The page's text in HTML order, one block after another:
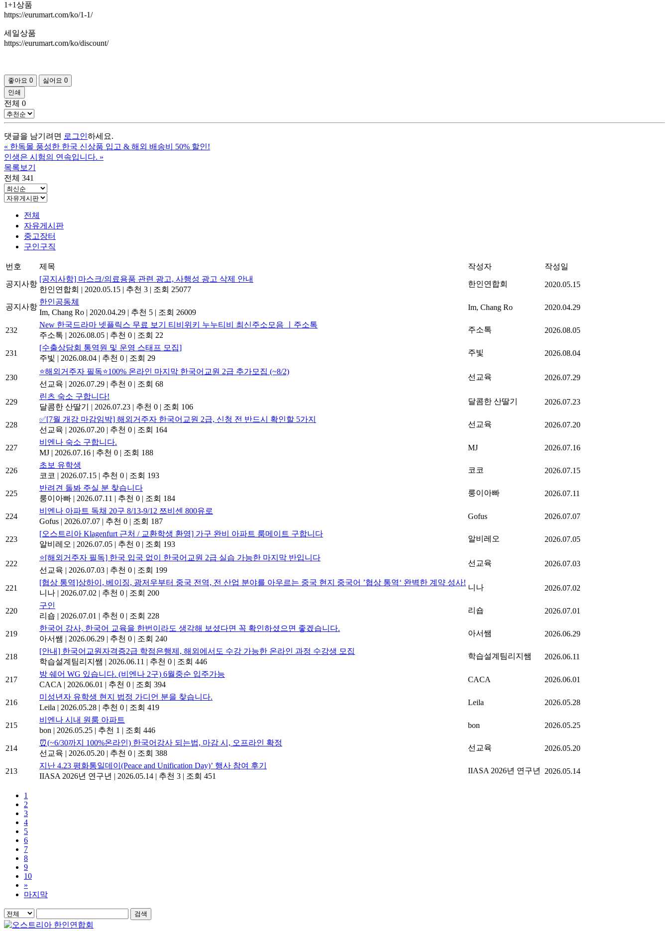
1+1상품
https://eurumart.com/ko/1-1/
세일상품
https://eurumart.com/ko/discount/
좋아요 0 싫어요 0
인쇄
전체 0
댓글을 남기려면 로그인하세요.
« 한독몰 풍성한 한국 신상품 입고 & 해외 배송비 50% 할인!
인생은 시험의 연속입니다. »
목록보기
전체 341
전체
자유게시판
중고장터
구인구직
번호 제목 작성자 작성일
공지사항
[공지사항] 마스크/의료용품 관련 광고, 사행성 광고 삭제 안내
한인연합회
2020.05.15 추천 3 조회 25077
한인연합회 2020.05.15
공지사항
한인공동체
Im, Chang Ro
2020.04.29 추천 5 조회 26009
Im, Chang Ro 2020.04.29
232
New 한국드라마 넷플릭스 무료 보기 티비위키 누누티비 최신주소모음 ㅣ주소톡
주소톡
2026.08.05 추천 0 조회 22
주소톡 2026.08.05
231
[수출상담회 통역원 및 운영 스태프 모집]
주빛
2026.08.04 추천 0 조회 29
주빛 2026.08.04
230
⭐해외거주자 필독⭐100% 온라인 마지막 한국어교원 2급 추가모집 (~8/2)
선교육
2026.07.29 추천 0 조회 68
선교육 2026.07.29
229
린츠 숙소 구합니다!
달콤한 산딸기
2026.07.23 추천 0 조회 106
달콤한 산딸기 2026.07.23
228
✅[7월 개강 마감임박] 해외거주자 한국어교원 2급, 신청 전 반드시 확인할 5가지
선교육
2026.07.20 추천 0 조회 164
선교육 2026.07.20
227
비엔나 숙소 구합니다.
MJ
2026.07.16 추천 0 조회 188
MJ 2026.07.16
226
초보 유학생
코코
2026.07.15 추천 0 조회 193
코코 2026.07.15
225
반려견 돌봐 주실 분 찾습니다
룽이아빠
2026.07.11 추천 0 조회 184
룽이아빠 2026.07.11
224
비엔나 아파트 독채 20구 8/13-9/12 쯔비센 800유로
Gofus
2026.07.07 추천 0 조회 187
Gofus 2026.07.07
223
[오스트리아 Klagenfurt 근처 / 교환학생 환영] 가구 완비 아파트 룸메이트 구합니다
알비레오
2026.07.05 추천 0 조회 193
알비레오 2026.07.05
222
⭐[해외거주자 필독] 한국 입국 없이 한국어교원 2급 실습 가능한 마지막 반입니다
선교육
2026.07.03 추천 0 조회 199
선교육 2026.07.03
221
[협상 통역]상하이, 베이징, 광저우부터 중국 전역, 전 산업 분야를 아우르는 중국 현지 중국어 ’협상 통역‘ 완벽한 계약 성사!
니나
2026.07.02 추천 0 조회 200
니나 2026.07.02
220
구인
리숍
2026.07.01 추천 0 조회 228
리숍 2026.07.01
219
한국어 강사, 한국어 교육을 한번이라도 생각해 보셨다면 꼭 확인하셨으면 좋겠습니다.
아서쌤
2026.06.29 추천 0 조회 240
아서쌤 2026.06.29
218
[안내] 한국어교원자격증2급 학점은행제, 해외에서도 수강 가능한 온라인 과정 수강생 모집
학습설계팀리지쌤
2026.06.11 추천 0 조회 446
학습설계팀리지쌤 2026.06.11
217
방 쉐어 WG 있습니다. (비엔나 2구) 6월중순 입주가능
CACA
2026.06.01 추천 0 조회 394
CACA 2026.06.01
216
미성년자 유학생 현지 법정 가디언 분을 찾습니다.
Leila
2026.05.28 추천 0 조회 419
Leila 2026.05.28
215
비엔나 시내 원룸 아파트
bon
2026.05.25 추천 1 조회 446
bon 2026.05.25
214
⏰(~6/30까지 100%온라인) 한국어강사 되는법, 마감 시, 오프라인 확정
선교육
2026.05.20 추천 0 조회 388
선교육 2026.05.20
213
지난 4.23 평화통일데이(Peace and Unification Day)’ 행사 참여 후기
IIASA 2026년 연구년
2026.05.14 추천 3 조회 451
IIASA 2026년 연구년 2026.05.14
1
2
3
4
5
6
7
8
9
10
»
마지막
검색